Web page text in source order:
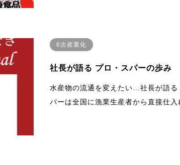
6次産業化
社長が語る プロ・スパーの歩み
水産物の流通を変えたい…社長が語
パーは全国に漁業生産者から直接仕